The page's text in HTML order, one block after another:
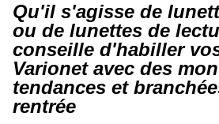
Qu'il s'agisse de
ou de lunettes de
conseille d'habiller
Varionet avec des
tendances et
rentrée